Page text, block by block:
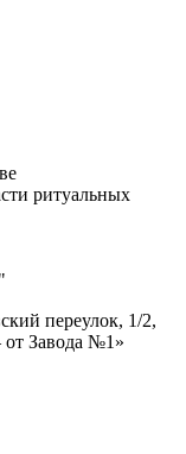
ритуальных
переулок, 1/2,
Завода №1»